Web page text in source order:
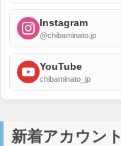
Instagram
@chibaminato.jp
YouTube
chibaminato_jp
新着アカウント